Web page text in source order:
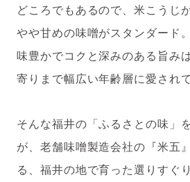
どころでもあるので、米こうじ
やや甘めの味噌がスタンダード
味豊かでコクと深みのある旨み
寄りまで幅広い年齢層に愛され
そんな福井の「ふるさとの味」
が、老舗味噌製造会社の『米五
る、福井の地で育った選りすぐ